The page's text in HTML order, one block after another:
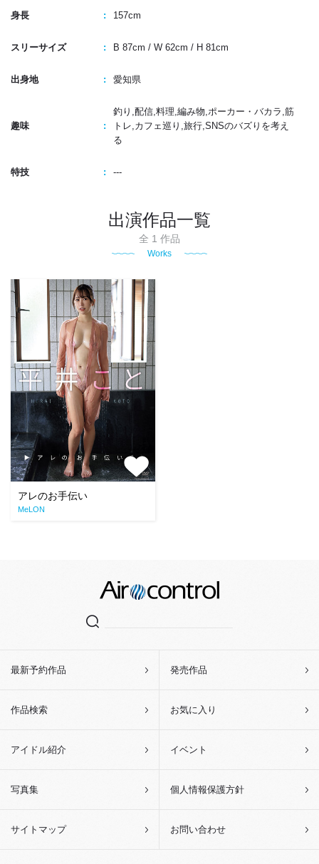
身長 157cm
スリーサイズ B 87cm / W 62cm / H 81cm
出身地 愛知県
趣味
釣り,配信,料理,編み物,ポーカー・バカラ,筋
トレ,カフェ巡り,旅行,SNSのバズりを考え
る
特技 ---
出演作品一覧
全 1 作品
Works
アレのお手伝い
MeLON
最新予約作品 発売作品
作品検索 お気に入り
アイドル紹介 イベント
写真集 個人情報保護方針
サイトマップ お問い合わせ